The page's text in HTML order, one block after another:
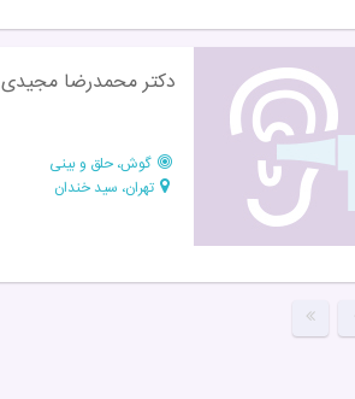
دکتر محمدرضا مجیدی
گوش، حلق و بینی
تهران، سید خندان